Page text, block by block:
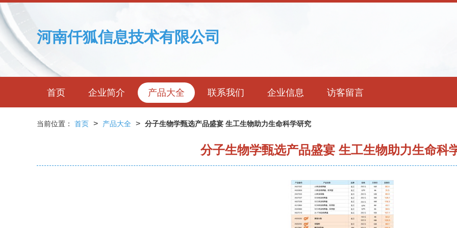
河南仟狐信息技术有限公司
首页 企业简介 产品大全 联系我们 企业信息 访客留言
当前位置： 首页 > 产品大全 > 分子生物学甄选产品盛宴 生工生物助力生命科学研究
分子生物学甄选产品盛宴 生工生物助力生命科